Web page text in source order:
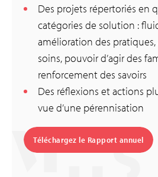
Des projets répertoriés en
catégories de solution :
amélioration des
soins, pouvoir d’agir des
renforcement des savoirs
Des réflexions et actions
vue d’une pérennisation
Téléchargez le Rapport annuel